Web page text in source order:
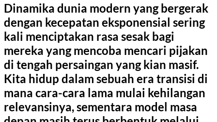
Dinamika dunia modern yang bergerak
dengan kecepatan eksponensial sering
kali menciptakan rasa sesak bagi
mereka yang mencoba mencari pijakan
di tengah persaingan yang kian masif.
Kita hidup dalam sebuah era transisi di
mana cara-cara lama mulai kehilangan
relevansinya, sementara model masa